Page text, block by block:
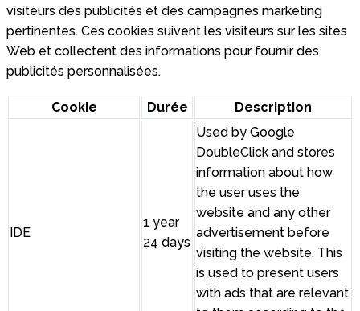
visiteurs des publicités et des campagnes marketing
pertinentes. Ces cookies suivent les visiteurs sur les sites
Web et collectent des informations pour fournir des
publicités personnalisées.
Cookie Durée Description
IDE
1 year
24 days
Used by Google
DoubleClick and stores
information about how
the user uses the
website and any other
advertisement before
visiting the website. This
is used to present users
with ads that are relevant